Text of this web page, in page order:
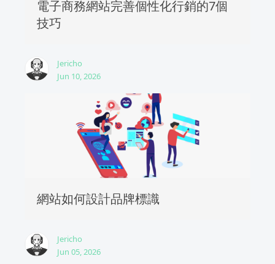
電子商務網站完善個性化行銷的7個
技巧
Jericho
Jun 10, 2026
網站如何設計品牌標識
Jericho
Jun 05, 2026